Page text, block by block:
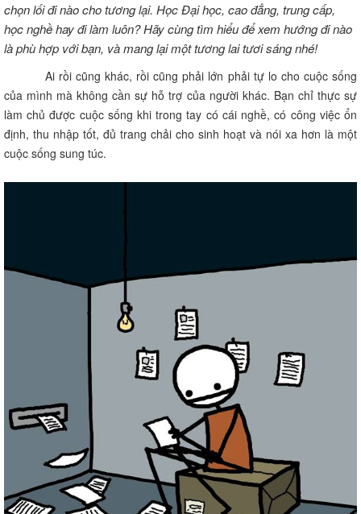
chọn lối đi nào cho tương lại. Học Đại học, cao đẳng, trung cấp,
học nghề hay đi làm luôn? Hãy cùng tìm hiểu để xem hướng đi nào
là phù hợp với bạn, và mang lại một tương lai tươi sáng nhé!
Ai rồi cũng khác, rồi cũng phải lớn phải tự lo cho cuộc sống
của mình mà không cần sự hỗ trợ của người khác. Bạn chỉ thực sự
làm chủ được cuộc sống khi trong tay có cái nghề, có công việc ổn
định, thu nhập tốt, đủ trang chải cho sinh hoạt và nói xa hơn là một
cuộc sống sung túc.